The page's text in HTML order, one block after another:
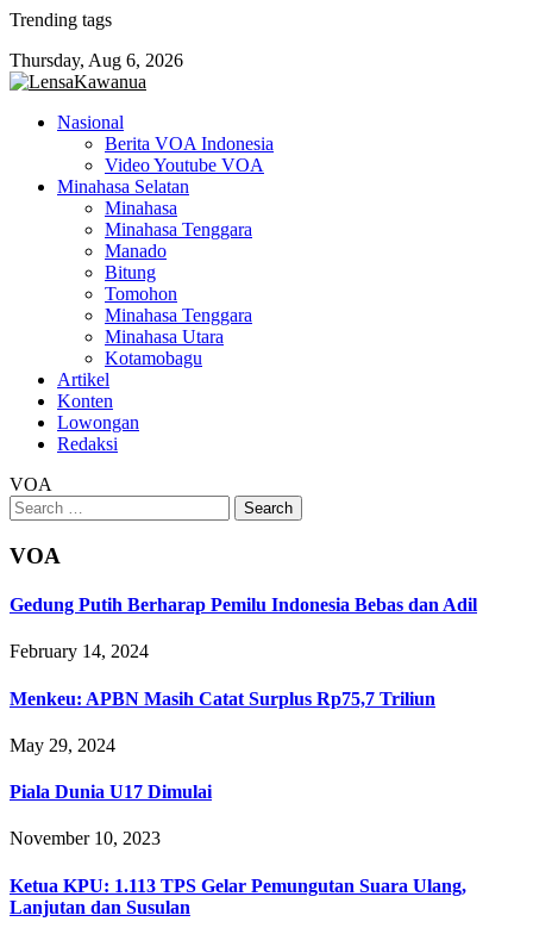
Skip
content
Trending tags
Thursday, Aug 6, 2026
Nasional
Berita VOA Indonesia
Video Youtube VOA
Minahasa Selatan
Minahasa
Minahasa Tenggara
Manado
Bitung
Tomohon
Minahasa Tenggara
Minahasa Utara
Kotamobagu
Artikel
Konten
Lowongan
Redaksi
VOA
Search
for:
VOA
Gedung Putih Berharap Pemilu Indonesia Bebas dan Adil
February 14, 2024
Menkeu: APBN Masih Catat Surplus Rp75,7 Triliun
May 29, 2024
Piala Dunia U17 Dimulai
November 10, 2023
Ketua KPU: 1.113 TPS Gelar Pemungutan Suara Ulang,
Lanjutan dan Susulan